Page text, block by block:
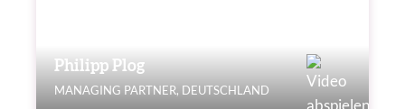
Philipp Plog
MANAGING PARTNER, DEUTSCHLAND